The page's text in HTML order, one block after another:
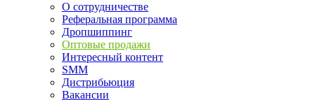
О сотрудничестве
Реферальная программа
Дропшиппинг
Оптовые продажи
Интересный контент
SMM
Дистрибьюция
Вакансии